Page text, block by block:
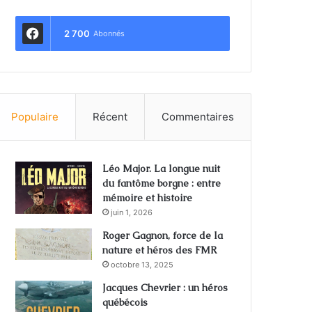
2 700 Abonnés
Populaire Récent Commentaires
Léo Major. La longue nuit
du fantôme borgne : entre
mémoire et histoire
juin 1, 2026
Roger Gagnon, force de la
nature et héros des FMR
octobre 13, 2025
Jacques Chevrier : un héros
québécois